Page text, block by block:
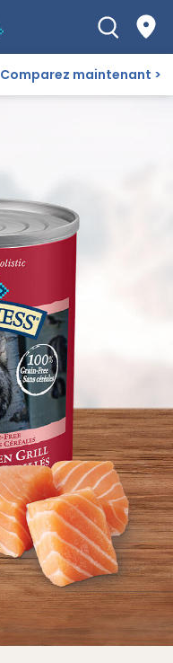
Comparez maintenant